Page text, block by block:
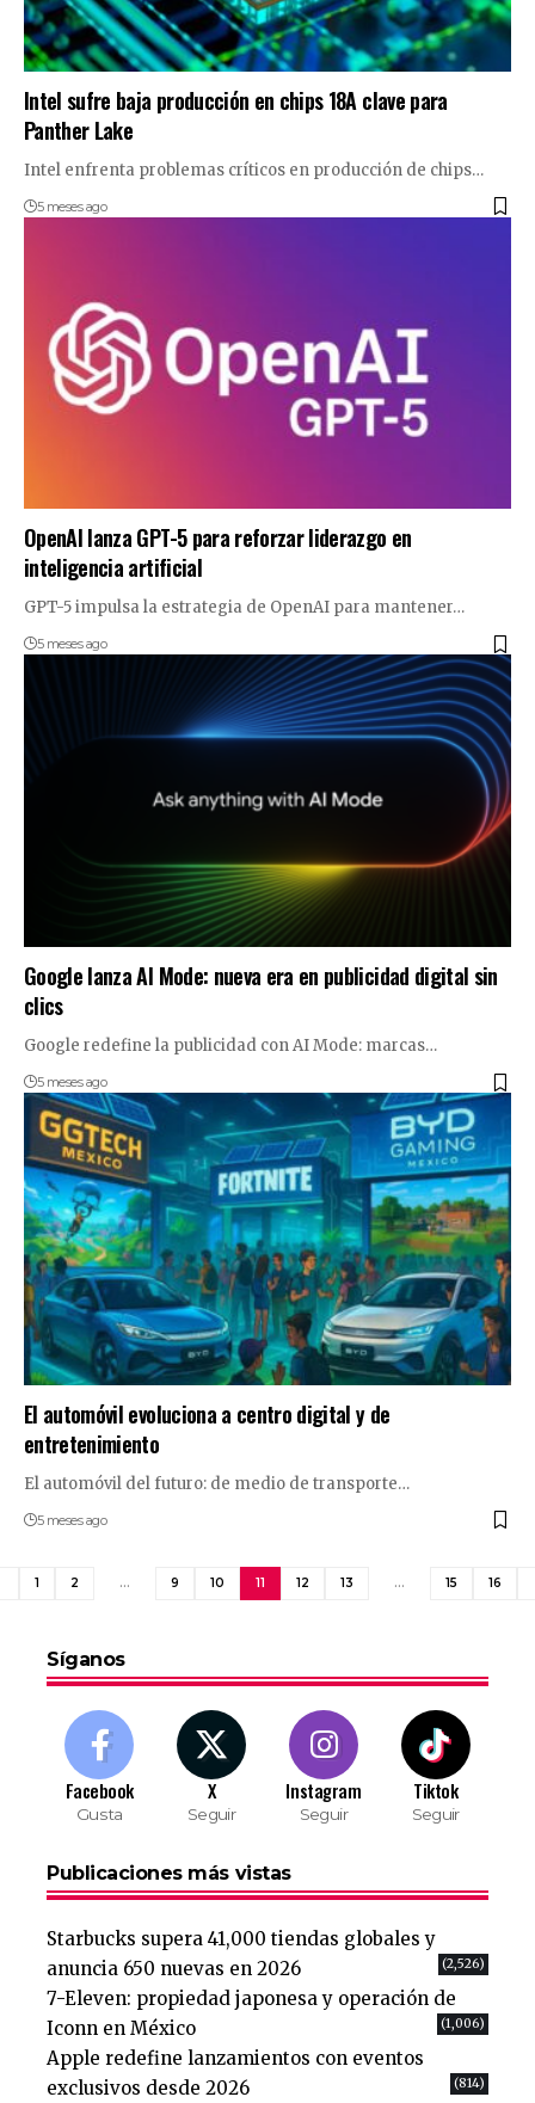
Intel sufre baja producción en chips 18A clave para
Panther Lake
Intel enfrenta problemas críticos en producción de chips…
5 meses ago
OpenAI lanza GPT-5 para reforzar liderazgo en
inteligencia artificial
GPT-5 impulsa la estrategia de OpenAI para mantener…
5 meses ago
Google lanza AI Mode: nueva era en publicidad digital sin
clics
Google redefine la publicidad con AI Mode: marcas…
5 meses ago
El automóvil evoluciona a centro digital y de
entretenimiento
El automóvil del futuro: de medio de transporte…
5 meses ago
1 2 … 9 10 11 12 13 … 15 16
Síganos
Facebook
Gusta
X
Seguir
Instagram
Seguir
Tiktok
Seguir
Publicaciones más vistas
Starbucks supera 41,000 tiendas globales y
anuncia 650 nuevas en 2026
(2,526)
7-Eleven: propiedad japonesa y operación de
Iconn en México
(1,006)
Apple redefine lanzamientos con eventos
exclusivos desde 2026
(814)